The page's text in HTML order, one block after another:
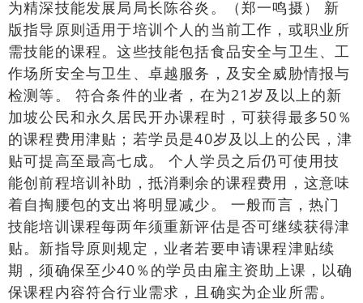
为精深技能发展局局长陈谷炎。（郑一鸣摄） 新
版指导原则适用于培训个人的当前工作，或职业所
需技能的课程。这些技能包括食品安全与卫生、工
作场所安全与卫生、卓越服务，及安全威胁情报与
检测等。 符合条件的业者，在为21岁及以上的新
加坡公民和永久居民开办课程时，可获得最多50％
的课程费用津贴；若学员是40岁及以上的公民，津
贴可提高至最高七成。 个人学员之后仍可使用技
能创前程培训补助，抵消剩余的课程费用，这意味
着自掏腰包的支出将明显减少。 一般而言，热门
技能培训课程每两年须重新评估是否可继续获得津
贴。新指导原则规定，业者若要申请课程津贴续
期，须确保至少40％的学员由雇主资助上课，以确
保课程内容符合行业需求，且确实为企业所需。